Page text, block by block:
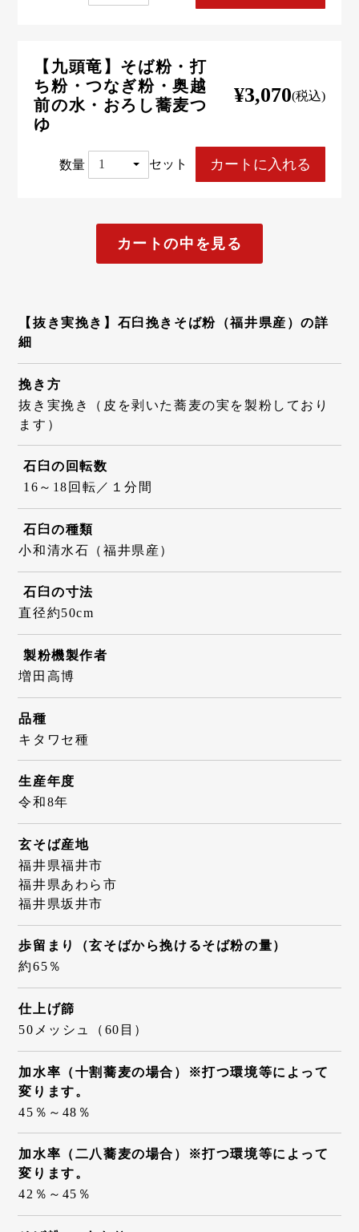
【九頭竜】そば粉・打
ち粉・つなぎ粉・奥越
前の水・おろし蕎麦つ
ゆ
¥3,070(税込)
数量 セット
カートの中を見る
【抜き実挽き】石臼挽きそば粉（福井県産）の詳
細
挽き方
抜き実挽き（皮を剥いた蕎麦の実を製粉しており
ます）
石臼の回転数
16～18回転／１分間
石臼の種類
小和清水石（福井県産）
石臼の寸法
直径約50cm
製粉機製作者
増田高博
品種
キタワセ種
生産年度
令和8年
玄そば産地
福井県福井市
福井県あわら市
福井県坂井市
歩留まり（玄そばから挽けるそば粉の量）
約65％
仕上げ篩
50メッシュ（60目）
加水率（十割蕎麦の場合）※打つ環境等によって
変ります。
45％～48％
加水率（二八蕎麦の場合）※打つ環境等によって
変ります。
42％～45％